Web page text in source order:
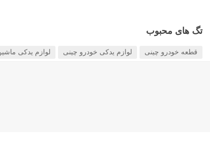
تگ های محبوب
قطعه خودرو چینی لوازم یدکی خودرو چینی لوازم یدکی